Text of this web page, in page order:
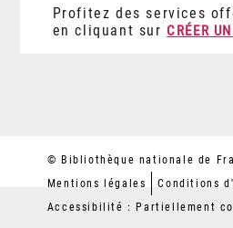
Profitez des services
en cliquant sur CRÉER
© Bibliothèque nationale de
Mentions légales
Conditions
Accessibilité : Partiellement